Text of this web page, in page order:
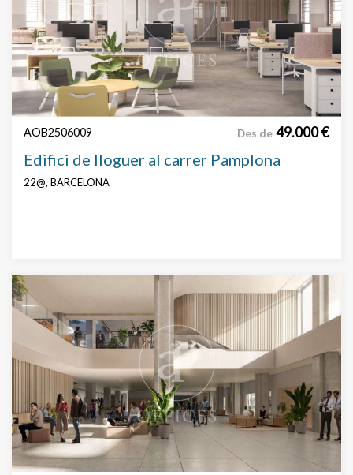
AOB2506009 Des de 49.000 €
Edifici de lloguer al carrer Pamplona
22@, BARCELONA